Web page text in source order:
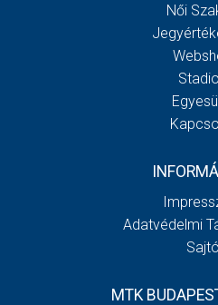
Női
Adatvédelmi
Sajtó
MTK